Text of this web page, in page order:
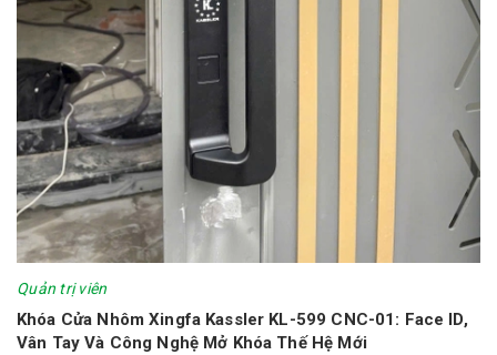
Quản trị viên
Khóa Cửa Nhôm Xingfa Kassler KL-599 CNC-01: Face ID,
Vân Tay Và Công Nghệ Mở Khóa Thế Hệ Mới